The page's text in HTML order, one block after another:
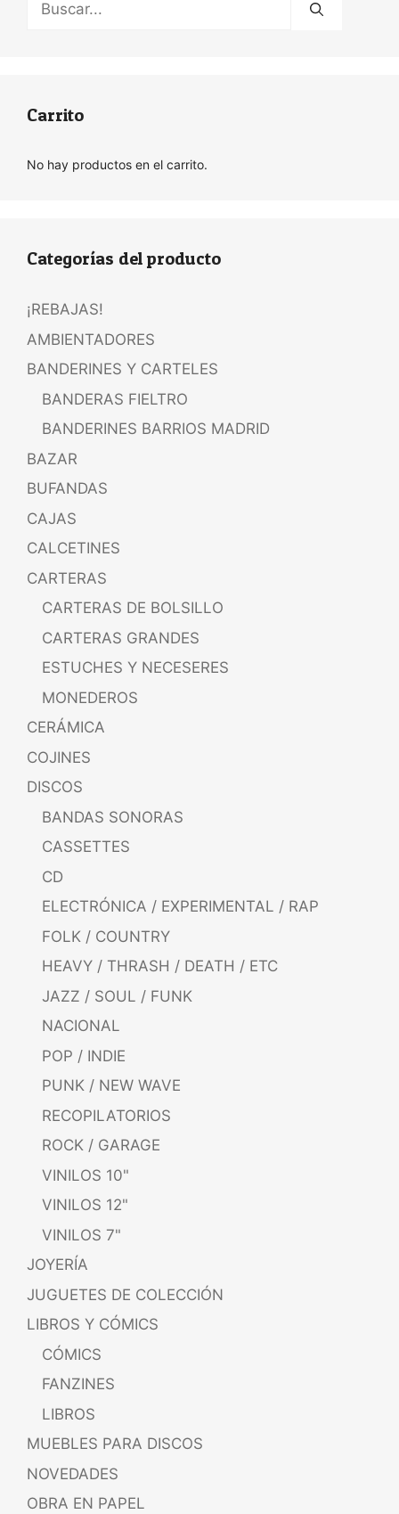
Carrito
No hay productos en el carrito.
Categorías del producto
¡REBAJAS!
AMBIENTADORES
BANDERINES Y CARTELES
BANDERAS FIELTRO
BANDERINES BARRIOS MADRID
BAZAR
BUFANDAS
CAJAS
CALCETINES
CARTERAS
CARTERAS DE BOLSILLO
CARTERAS GRANDES
ESTUCHES Y NECESERES
MONEDEROS
CERÁMICA
COJINES
DISCOS
BANDAS SONORAS
CASSETTES
CD
ELECTRÓNICA / EXPERIMENTAL / RAP
FOLK / COUNTRY
HEAVY / THRASH / DEATH / ETC
JAZZ / SOUL / FUNK
NACIONAL
POP / INDIE
PUNK / NEW WAVE
RECOPILATORIOS
ROCK / GARAGE
VINILOS 10"
VINILOS 12"
VINILOS 7"
JOYERÍA
JUGUETES DE COLECCIÓN
LIBROS Y CÓMICS
CÓMICS
FANZINES
LIBROS
MUEBLES PARA DISCOS
NOVEDADES
OBRA EN PAPEL